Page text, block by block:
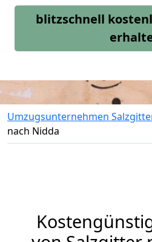
blitzschnell
Umzugsunternehmen
nach Nidda